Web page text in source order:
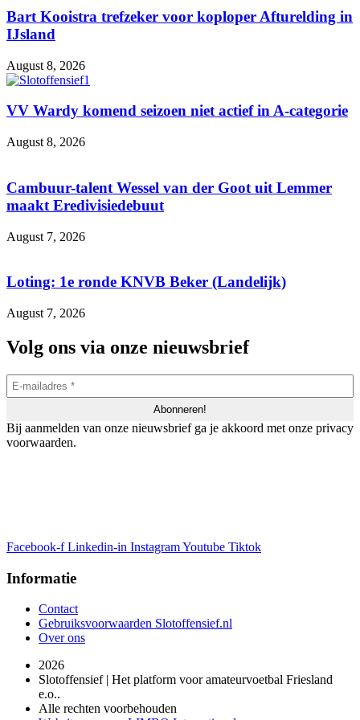
Bart Kooistra trefzeker voor koploper Afturelding in
IJsland
August 8, 2026
VV Wardy komend seizoen niet actief in A-categorie
August 8, 2026
Cambuur-talent Wessel van der Goot uit Lemmer
maakt Eredivisiedebuut
August 7, 2026
Loting: 1e ronde KNVB Beker (Landelijk)
August 7, 2026
Volg ons via onze nieuwsbrief
Bij aanmelden van onze nieuwsbrief ga je akkoord met onze privacy
voorwaarden.
Facebook-f Linkedin-in InstagramYoutube Tiktok
Informatie
Contact
Gebruiksvoorwaarden Slotoffensief.nl
Over ons
2026
Slotoffensief | Het platform voor amateurvoetbal Friesland
e.o..
Alle rechten voorbehouden